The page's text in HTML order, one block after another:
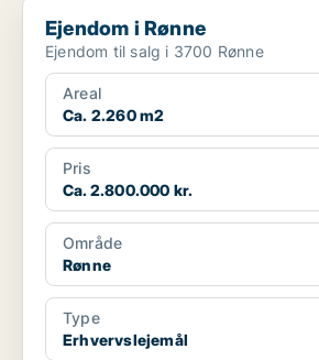
Ejendom i Rønne
Ejendom i Rønne
Ejendom til salg i 3700 Rønne
Areal
Ca. 2.260 m2
Pris
Ca. 2.800.000 kr.
Område
Rønne
Type
Erhvervslejemål